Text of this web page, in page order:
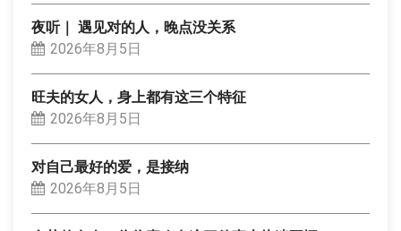
夜听｜ 遇见对的人，晚点没关系
2026年8月5日
旺夫的女人，身上都有这三个特征
2026年8月5日
对自己最好的爱，是接纳
2026年8月5日